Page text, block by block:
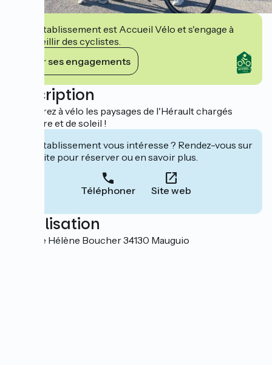
Cet établissement est Accueil Vélo et s'engage à
accueillir des cyclistes.
Voir ses engagements
Description
Parcourez à vélo les paysages de l'Hérault chargés
d'histoire et de soleil !
Cet établissement vous intéresse ? Rendez-vous sur
leur site pour réserver ou en savoir plus.
Téléphoner Site web
Localisation
427 Rue Hélène Boucher 34130 Mauguio